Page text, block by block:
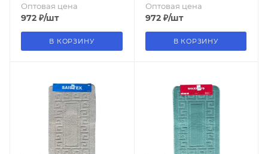
Оптовая цена
972 ₽/шт
В КОРЗИНУ
Оптовая цена
972₽/шт
В КОРЗИНУ